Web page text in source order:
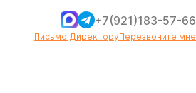
+7(921)183-57-66
Письмо ДиректоруПерезвоните мне